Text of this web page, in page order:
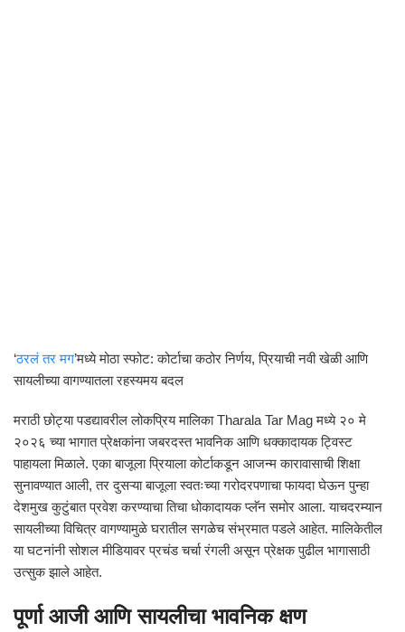
‘ठरलं तर मग’मध्ये मोठा स्फोट: कोर्टाचा कठोर निर्णय, प्रियाची नवी खेळी आणि
सायलीच्या वागण्यातला रहस्यमय बदल
मराठी छोट्या पडद्यावरील लोकप्रिय मालिकाTharala Tar Magमध्ये २० मे
२०२६ च्या भागात प्रेक्षकांना जबरदस्त भावनिक आणि धक्कादायक ट्विस्ट
पाहायला मिळाले. एका बाजूला प्रियाला कोर्टाकडून आजन्म कारावासाची शिक्षा
सुनावण्यात आली, तर दुसऱ्या बाजूला स्वतःच्या गरोदरपणाचा फायदा घेऊन पुन्हा
देशमुख कुटुंबात प्रवेश करण्याचा तिचा धोकादायक प्लॅन समोर आला. याचदरम्यान
सायलीच्या विचित्र वागण्यामुळे घरातील सगळेच संभ्रमात पडले आहेत. मालिकेतील
या घटनांनी सोशल मीडियावर प्रचंड चर्चा रंगली असून प्रेक्षक पुढील भागासाठी
उत्सुक झाले आहेत.
पूर्णा आजी आणि सायलीचा भावनिक क्षण